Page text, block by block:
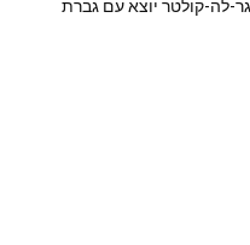
לה-קולטר יוצא עם גברת